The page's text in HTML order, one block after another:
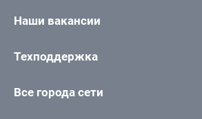
Наши вакансии
Техподдержка
Все города сети